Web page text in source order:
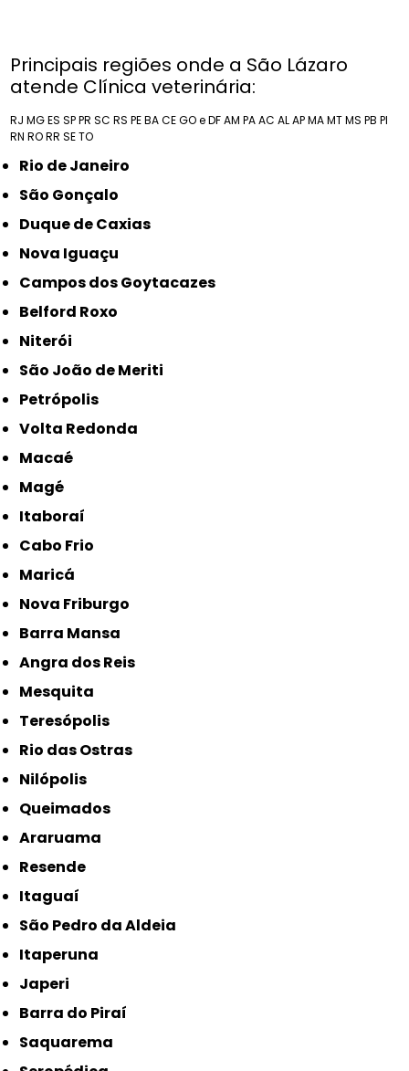
Principais regiões onde a São Lázaro
atende Clínica veterinária:
RJ MGES SPPR SC RS PEBACEGO e DFAM PAAC ALAPMAMTMS PB PI
RN RORR SETO
Rio de Janeiro
São Gonçalo
Duque de Caxias
Nova Iguaçu
Campos dos Goytacazes
Belford Roxo
Niterói
São João de Meriti
Petrópolis
Volta Redonda
Macaé
Magé
Itaboraí
Cabo Frio
Maricá
Nova Friburgo
Barra Mansa
Angra dos Reis
Mesquita
Teresópolis
Rio das Ostras
Nilópolis
Queimados
Araruama
Resende
Itaguaí
São Pedro da Aldeia
Itaperuna
Japeri
Barra do Piraí
Saquarema